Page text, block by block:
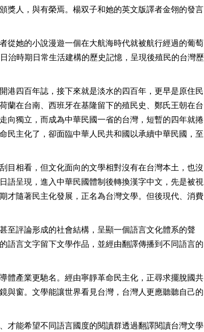
獎人，與有榮焉。楊双子和她的英文版譯者金翎的發言
從她的小說漫遊一個在大航海時代就被航行經過的葡萄
治時期日常生活建構的歷史記憶，呈現後殖民的台灣歷
港四百年誌，接下來就是淡水的四百年，更早是原住民
蘭在台南、西班牙在基隆留下的殖民史、鄭氏王朝在台
向獨立，而成為中華民國一省的台灣，短暫的四年就捲
民主化了，卻面臨中華人民共和國以承續中華民國，至
目相看，但文化面向的文學相對沒有在台灣本土，也沒
語呈現，進入中華民國體制後轉換漢字中文，先是被視
才隨著民主化發展，正名為台灣文學。但後現代、消費
至評論形成的社會結構，呈顯一個語言文化體系的聲
語言文字留下文學作品，並經由翻譯傳播到不同語言的
體產業更馳名。經由寧靜革命民主化，正尋求擺脫國共
與窗。文學能讓世界看見台灣，台灣人更應聽聽自己的
才能希望不同語言國度的閱讀群透過翻譯閱讀台灣文學